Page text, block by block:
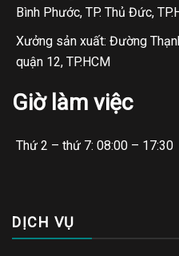
Bình Phước, TP. Thủ Đức,
Xưởng sản xuất: Đường
quận 12, TP.HCM
Giờ làm việc
Thứ 2 – thứ 7: 08:00 – 17:30
DỊCH VỤ